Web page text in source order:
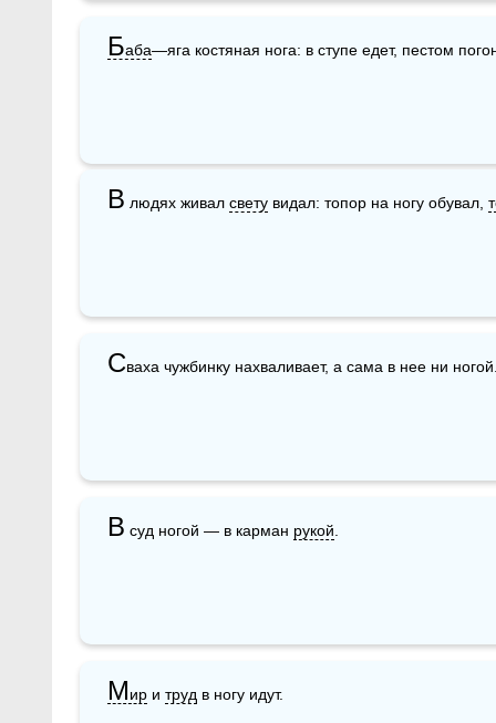
Баба—яга костяная нога: в ступе едет, пестом
В людях живал свету видал: топор на ногу обувал,
Сваха чужбинку нахваливает, а сама в нее ни
В суд ногой — в карман рукой
Мир и труд в ногу идут.